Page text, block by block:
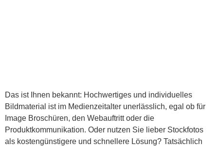
Das ist Ihnen bekannt: Hochwertiges und individuelles
Bildmaterial ist im Medienzeitalter unerlässlich, egal ob für
Image Broschüren, den Webauftritt oder die
Produktkommunikation. Oder nutzen Sie lieber Stockfotos
als kostengünstigere und schnellere Lösung? Tatsächlich